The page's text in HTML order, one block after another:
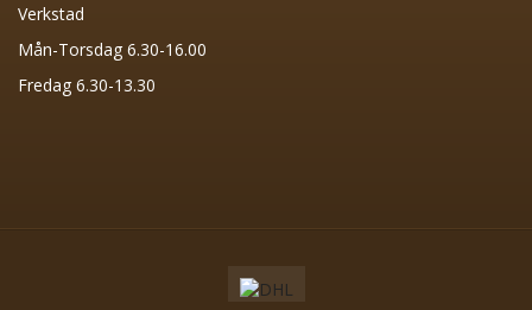
Verkstad
Mån-Torsdag 6.30-16.00
Fredag 6.30-13.30